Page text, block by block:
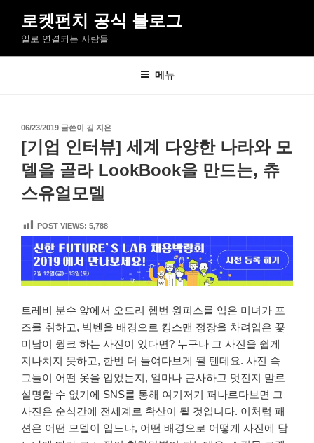
로
로켓펀치 공식 블로그
일로 연결되는 사람들
메뉴
작
성
일
자
06/23/2019 글쓴이 김 지은
[기업 인터뷰] 세계 다양한 나라와 모
델을 골라 LookBook을 만드는, 츄
스유얼모델
POST VIEWS: 5,788
트레비 분수 앞에서 오드리 헵번 원피스를 입은 미녀가 포
즈를 취하고, 빅벤을 배경으로 킹스맨 정장을 차려입은 꽃
미남이 윙크 하는 사진이 있다면? 누구나 그 사진을 쉽게
지나치지 못하고, 한번 더 들여다보게 될 텐데요. 사진 속
그들이 어떤 옷을 입었는지, 얼마나 근사하고 멋진지 말로
설명할 수 없기에 SNS를 통해 여기저기 퍼나르다보면 그
사진은 순식간에 전세계로 확산이 될 것입니다. 이처럼 패
션은 어떤 모델이 입느냐, 어떤 배경으로 어떻게 사진에 담